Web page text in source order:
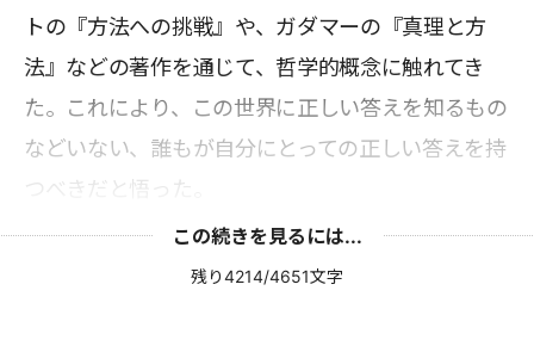
トの『方法への挑戦』や、ガダマーの『真理と方
法』などの著作を通じて、哲学的概念に触れてき
た。これにより、この世界に正しい答えを知るもの
などいない、誰もが自分にとっての正しい答えを持
つべきだと悟った。
この続きを見るには...
残り4214/4651文字